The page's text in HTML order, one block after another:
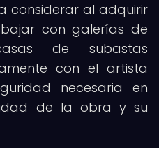
considerar al adquirir
con galerías de
de subastas
con el artista
necesaria en
de la obra y su